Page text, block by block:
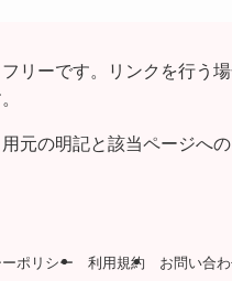
リーです。リンクを行う
元の明記と該当ページへ
ポリシー 利用規約 お問い合